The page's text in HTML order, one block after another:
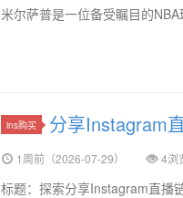
米尔萨普是一位备受瞩目的
ins购买 分享Instagram
1周前（2026-07-29） 4浏
标题：探索分享Instagram直播